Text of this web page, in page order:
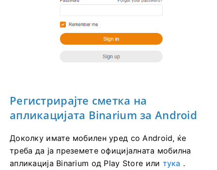
Регистрирајте сметка на
апликацијата Binarium за Android
Доколку имате мобилен уред со Android, ќе
треба да ја преземете официјалната мобилна
апликација Binarium од Play Store или тука .